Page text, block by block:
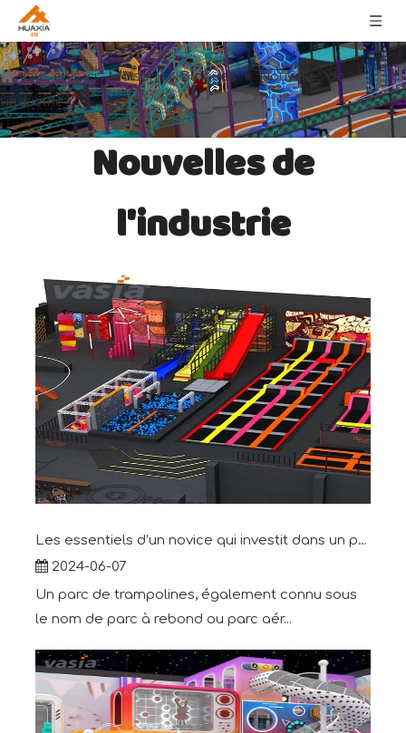
Vous êtes ici: Maison » Blogues »
Nouvelles de
l'industrie
Nouvelles de
l'industrie
Les essentiels d’un novice qui investit dans un parc de trampolines
2024-06-07
Un parc de trampolines, également connu sous
le nom de parc à rebond ou parc aér...